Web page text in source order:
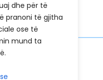
dhe për të
pranoni të gjitha
ose të
mund ta